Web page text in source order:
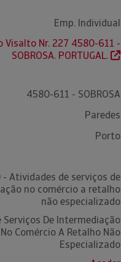
Emp. Individual
Visalto Nr. 227 4580-611 -
SOBROSA. PORTUGAL.
4580-611 - SOBROSA
Paredes
Porto
- Atividades de serviços de
no comércio a retalho
não especializado
Serviços De Intermediação
No Comércio A Retalho Não
Especializado